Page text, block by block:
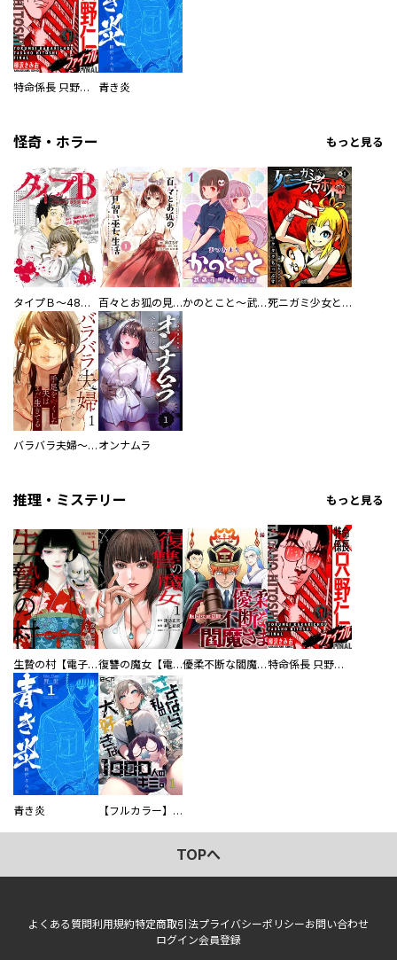
特命係長 只野仁ファイナル 愛蔵版 青き炎
怪奇・ホラー もっと見る
タイプＢ～48時間後、致死率100％～【単話】 百々とお狐の見習い巫女生活【単行本版】 かのとこと～武蔵花町怪話譚～ 【連載版】 死ニガミ少女とスマホ神
バラバラ夫婦～手足をなくした夫はまだ生きてる オンナムラ
推理・ミステリー もっと見る
生贄の村【電子単行本版】 復讐の魔女【電子単行本版】 優柔不断な閻魔さま 特命係長 只野仁ファイナル 愛蔵版
青き炎 【フルカラー】さよなら、私の大好きな１０００人のキミ。
TOPへ
よくある質問利用規約特定商取引法プライバシーポリシーお問い合わせ
ログイン会員登録